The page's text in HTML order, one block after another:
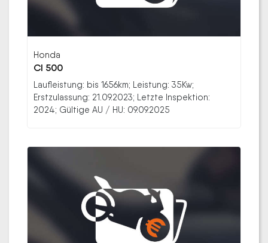
Honda
Cl 500
Laufleistung: bis 1656km; Leistung: 35Kw;
Erstzulassung: 21.09.2023; Letzte Inspektion:
2024; Gültige AU / HU: 09.09.2025